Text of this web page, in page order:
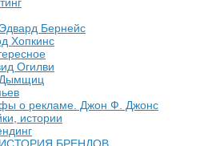
Эдвард Бернейс
Хопкинс
Огилви
о рекламе. Джон Ф. Джонс
истории
ИСТОРИЯ БРЕНДОВ